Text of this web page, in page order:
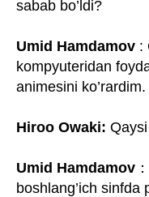
sabab bo’ldi?
Umid Hamdamov :
kompyuteridan
animesini ko’rardim.
Hiroo Owaki:
Umid Hamdamov
boshlang’ich sinfda